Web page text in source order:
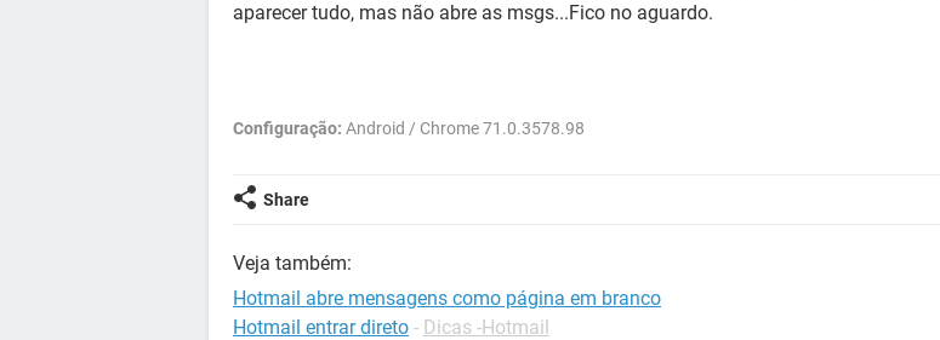
aparecer tudo, mas não abre as msgs...Fico no aguardo.
Configuração: Android / Chrome 71.0.3578.98
Share
Veja também:
Hotmail abre mensagens como página em branco
Hotmail entrar direto - Dicas -Hotmail